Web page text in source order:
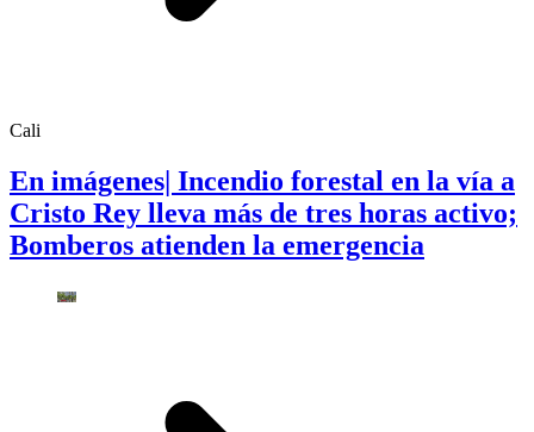
Cali
En imágenes| Incendio forestal en la vía a
Cristo Rey lleva más de tres horas activo;
Bomberos atienden la emergencia